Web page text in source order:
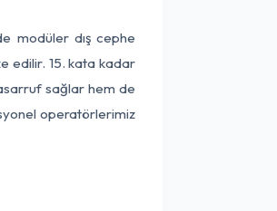
modüler dış cephe
edilir. 15. kata kadar
sağlar hem de
operatörlerimiz